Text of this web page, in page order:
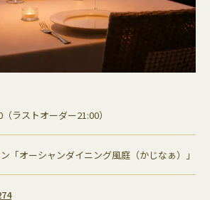
ラストオーダー21:00）
「オーシャンダイニング風庭（かじなぁ）」